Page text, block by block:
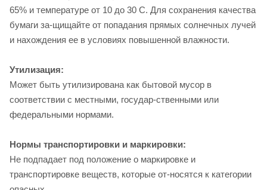
65% и температуре от 10 до 30 С. Для сохранения качества
бумаги за-щищайте от попадания прямых солнечных лучей
и нахождения ее в условиях повышенной влажности.
Утилизация:
Может быть утилизирована как бытовой мусор в
соответствии с местными, государ-ственными или
федеральными нормами.
Нормы транспортировки и маркировки:
Не подпадает под положение о маркировке и
транспортировке веществ, которые от-носятся к категории